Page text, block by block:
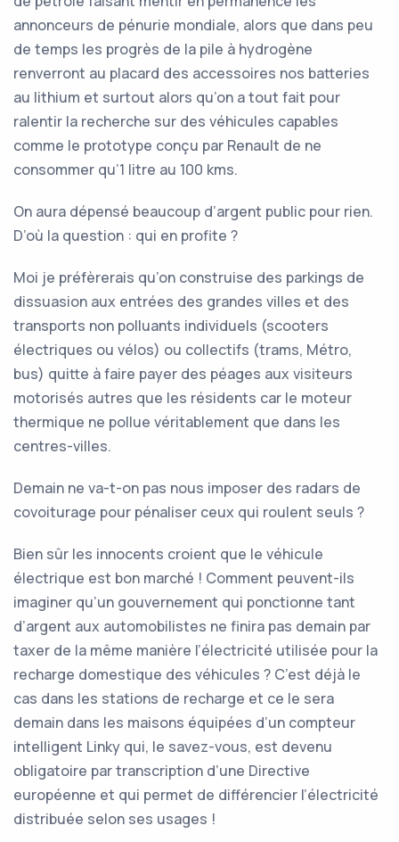
annonceurs de pénurie mondiale, alors que dans peu
de temps les progrès de la pile à hydrogène
renverront au placard des accessoires nos batteries
au lithium et surtout alors qu’on a tout fait pour
ralentir la recherche sur des véhicules capables
comme le prototype conçu par Renault de ne
consommer qu’1 litre au 100 kms.
On aura dépensé beaucoup d’argent public pour rien.
D’où la question : qui en profite ?
Moi je préfèrerais qu’on construise des parkings de
dissuasion aux entrées des grandes villes et des
transports non polluants individuels (scooters
électriques ou vélos) ou collectifs (trams, Métro,
bus) quitte à faire payer des péages aux visiteurs
motorisés autres que les résidents car le moteur
thermique ne pollue véritablement que dans les
centres-villes.
Demain ne va-t-on pas nous imposer des radars de
covoiturage pour pénaliser ceux qui roulent seuls ?
Bien sûr les innocents croient que le véhicule
électrique est bon marché ! Comment peuvent-ils
imaginer qu’un gouvernement qui ponctionne tant
d’argent aux automobilistes ne finira pas demain par
taxer de la même manière l’électricité utilisée pour la
recharge domestique des véhicules ? C’est déjà le
cas dans les stations de recharge et ce le sera
demain dans les maisons équipées d’un compteur
intelligent Linky qui, le savez-vous, est devenu
obligatoire par transcription d’une Directive
européenne et qui permet de différencier l’électricité
distribuée selon ses usages !